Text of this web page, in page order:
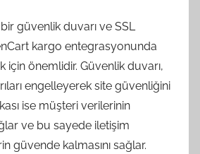
güvenlik duvarı ve SSL
kargo entegrasyonunda
için önemlidir. Güvenlik duvarı,
engelleyerek site güvenliğini
ise müşteri verilerinin
ve bu sayede iletişim
güvende kalmasını sağlar.